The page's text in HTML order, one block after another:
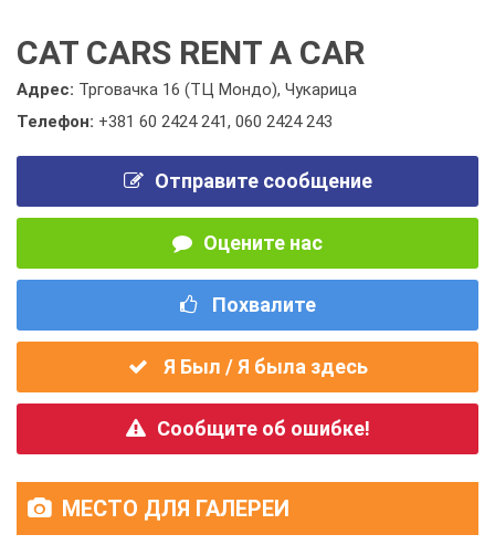
CAT CARS RENT A CAR
Адрес: Трговачка 16 (ТЦ Мондо), Чукарица
Телефон: +381 60 2424 241, 060 2424 243
Отправите сообщение
Оцените нас
Похвалите
Я Был / Я была здесь
Сообщите об ошибке!
МЕСТО ДЛЯ ГАЛЕРЕИ